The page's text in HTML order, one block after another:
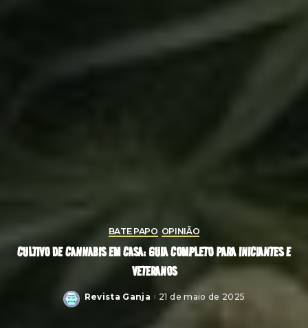
BATE PAPO OPINIÃO
CULTIVO DE CANNABIS EM CASA: GUIA COMPLETO PARA INICIANTES E
VETERANOS
Posted
Revista Ganja 21 de maio de 2025